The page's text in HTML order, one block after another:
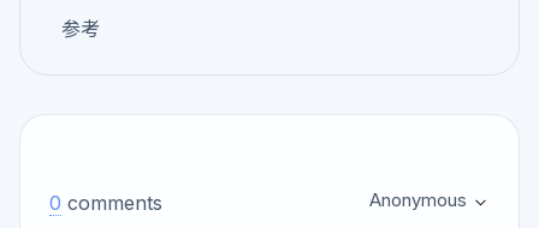
参考
0 comments Anonymous